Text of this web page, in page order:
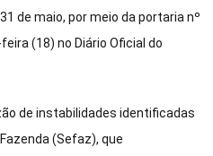
de maio, por meio da portaria nº
(18) no Diário Oficial do
de instabilidades identificadas
(Sefaz), que